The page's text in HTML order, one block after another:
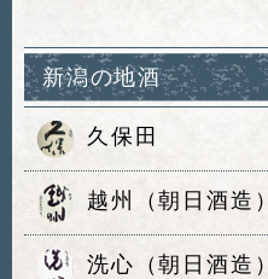
新潟の地酒
久保田
越州（朝日酒造）
洗心（朝日酒造）